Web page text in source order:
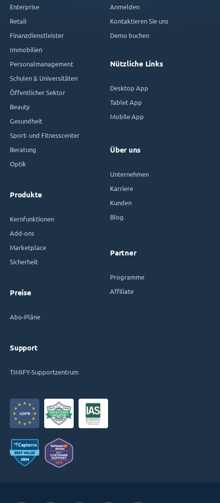
Enterprise
Retail
Finanzdienstleister
Immobilien
Personalmanagement
Schulen & Universitäten
Öffentlicher Sektor
Beauty
Gesundheit
Sport- und Fitnesscenter
Beratung
Optik
Produkte
Kernfunktionen
Add-ons
Marketplace
Sicherheit
Preise
Abo-Pläne
Support
TIMIFY-Supportzentrum
Anmelden
Kontaktieren Sie uns
Demo buchen
Nützliche Links
Desktop App
Tablet App
Mobile App
Über uns
Unternehmen
Karriere
Kunden
Blog
Partner
Programme
Affiliate